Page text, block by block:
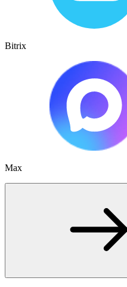
Bitrix
Max